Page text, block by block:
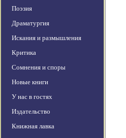
Поэзия
Драматургия
Искания и размышления
Критика
Сомнения и споры
Новые книги
У нас в гостях
Издательство
Книжная лавка